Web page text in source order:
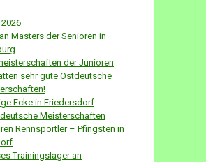
Masters der Senioren in
der Junioren
sehr gute Ostdeutsche
Ecke in Friedersdorf
Meisterschaften
Rennsportler – Pfingsten in
Trainingslager an